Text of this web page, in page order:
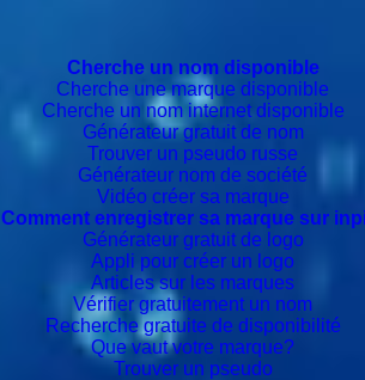
Cherche un nom disponible
Cherche une marque disponible
Cherche un nom internet disponible
Générateur gratuit de nom
Trouver un pseudo russe
Générateur nom de société
Vidéo créer sa marque
Comment enregistrer sa marque sur
Générateur gratuit de logo
Appli pour créer un logo
Articles sur les marques
Vérifier gratuitement un nom
Recherche gratuite de disponibilité
Que vaut votre marque?
Trouver un pseudo